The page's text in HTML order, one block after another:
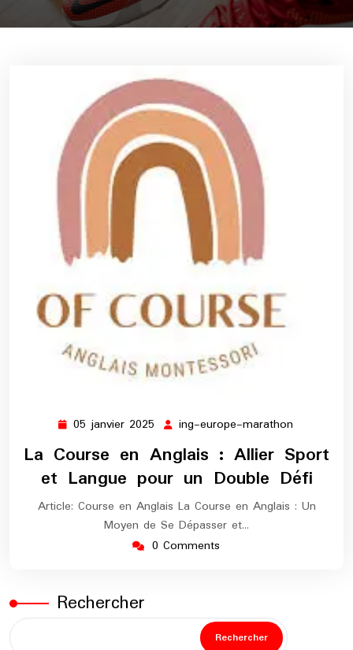
05 janvier 2025 05
janvier
2025
ing-europe-marathon
europe-
marathon
La Course en Anglais : Allier Sport
et Langue pour un Double Défi
Article: Course en Anglais La Course en Anglais : Un
Moyen de Se Dépasser et…
0 Comments
Rechercher
Rechercher